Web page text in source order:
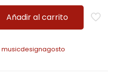
was:
$180.00.
is:
$37.00.
Añadir al carrito
musicdesignagosto